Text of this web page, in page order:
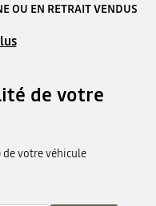
OU EN RETRAIT VENDUS
de votre
votre véhicule